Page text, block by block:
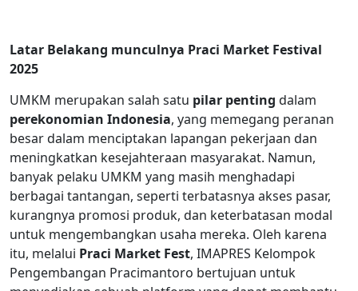
Latar Belakang munculnya Praci Market Festival
2025
UMKM merupakan salah satu pilar penting dalam
perekonomian Indonesia, yang memegang peranan
besar dalam menciptakan lapangan pekerjaan dan
meningkatkan kesejahteraan masyarakat. Namun,
banyak pelaku UMKM yang masih menghadapi
berbagai tantangan, seperti terbatasnya akses pasar,
kurangnya promosi produk, dan keterbatasan modal
untuk mengembangkan usaha mereka. Oleh karena
itu, melalui Praci Market Fest, IMAPRES Kelompok
Pengembangan Pracimantoro bertujuan untuk